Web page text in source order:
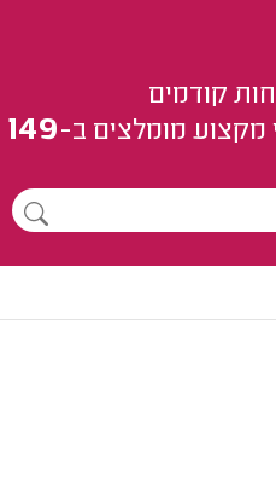
קודמים
מקצוע מומלצים ב-149